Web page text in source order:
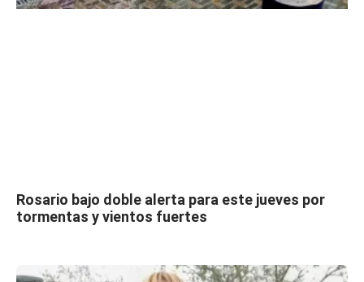
Rosario bajo doble alerta para este jueves por
tormentas y vientos fuertes